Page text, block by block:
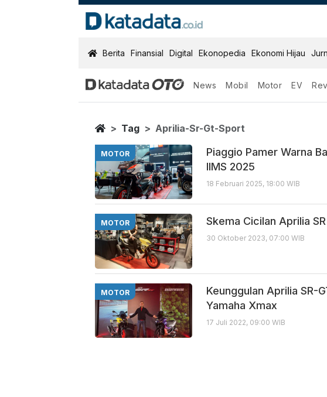
KatadataOTO
Berita Finansial Digital Ekonopedia Ekonomi Hijau
News Mobil Motor EV
Aprilia Sr Gt Sport
Berita Terbaru
Home
Tag Aprilia-Sr-Gt-Sport
MOTOR
Piaggio Pamer Warna
IIMS 2025
18 Februari 2025, 18:00 WIB
MOTOR Skema Cicilan Aprilia
30 Oktober 2023, 07:00 WIB
MOTOR
Keunggulan Aprilia SR-
Yamaha Xmax
17 Juli 2022, 09:00 WIB